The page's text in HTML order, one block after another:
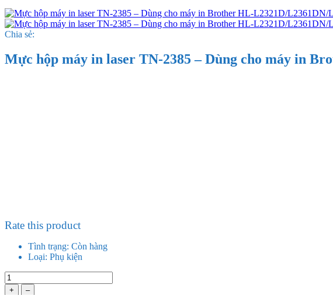
Chia sẻ:
Mực hộp máy in laser TN-2385 – Dùng cho máy in
Rate this product
Tình trạng: Còn hàng
Loại: Phụ kiện
+
–